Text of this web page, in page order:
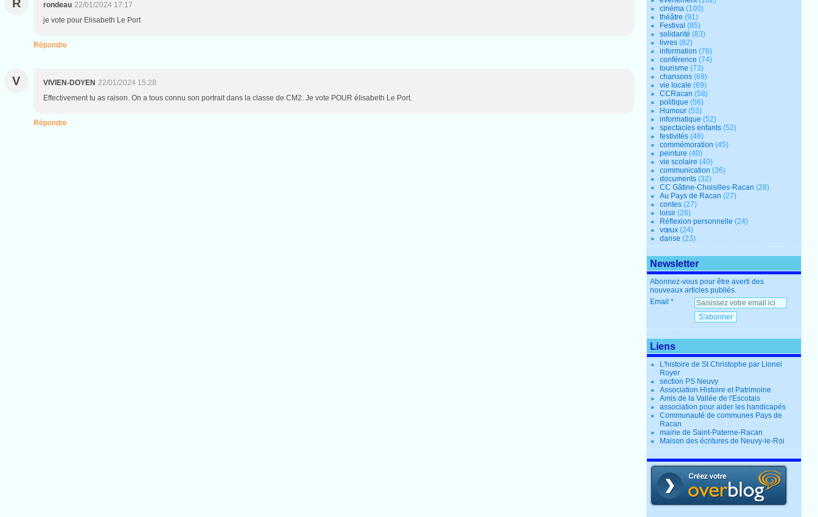
R rondeau 22/01/2024 17:17
je vote pour Elisabeth Le Port
Répondre
V VIVIEN-DOYEN 22/01/2024 15:28
Effectivement tu as raison. On a tous connu son portrait dans la classe de CM2. Je vote POUR élisabeth Le Port.
Répondre
cinéma (100)
théâtre (91)
Festival (85)
solidarité (83)
livres (82)
information (76)
conférence (74)
tourisme (73)
chansons (69)
vie locale (69)
CCRacan (58)
politique (56)
Humour (53)
informatique (52)
spectacles enfants (52)
festivités (48)
commémoration (45)
peinture (40)
vie scolaire (40)
communication (36)
documents (32)
CC Gâtine-Choisilles-Racan (28)
Au Pays de Racan (27)
contes (27)
loisir (26)
Réflexion personnelle (24)
vœux (24)
danse (23)
Newsletter
Abonnez-vous pour être averti des
nouveaux articles publiés.
Email
Liens
L'histoire de St Christophe par Lionel
Royer
section PS Neuvy
Association Histoire et Patrimoine
Amis de la Vallée de l'Escotais
association pour aider les handicapés
Communauté de communes Pays de
Racan
mairie de Saint-Paterne-Racan
Maison des écritures de Neuvy-le-Roi